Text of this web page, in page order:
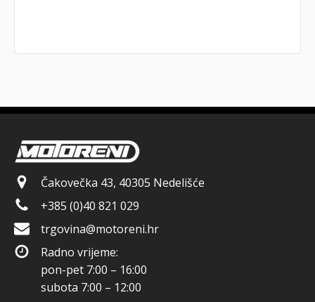
Čakovečka 43, 40305 Nedelišće
+385 (0)40 821 029
trgovina@motoreni.hr
Radno vrijeme:
pon-pet 7:00 – 16:00
subota 7:00 – 12:00